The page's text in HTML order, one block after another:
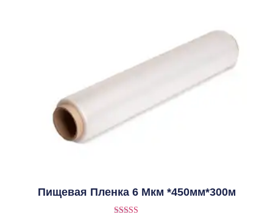
Пищевая Пленка 6 Мкм *450мм*300м